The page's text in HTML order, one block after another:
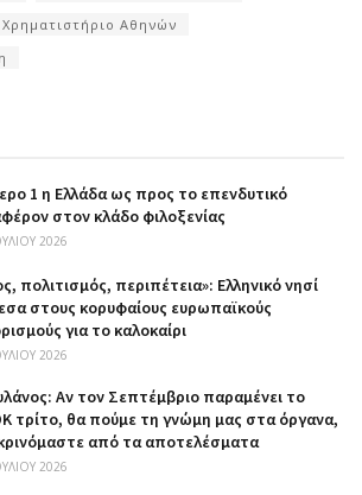
Χρηματιστήριο Αθηνών
1 η Ελλάδα ως προς το επενδυτικό
στον κλάδο φιλοξενίας
2026
πολιτισμός, περιπέτεια»: Ελληνικό νησί
στους κορυφαίους ευρωπαϊκούς
για το καλοκαίρι
2026
Αν τον Σεπτέμβριο παραμένει το
τρίτο, θα πούμε τη γνώμη μας στα όργανα,
από τα αποτελέσματα
2026